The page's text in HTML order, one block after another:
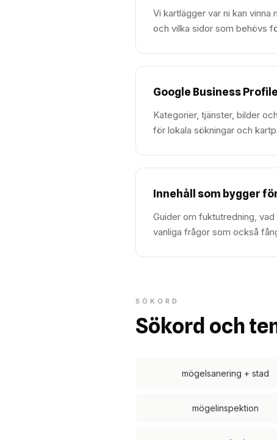
Vi kartlägger var ni kan vinna
och vilka sidor som behövs
Google Business Profile
Kategorier, tjänster, bilder
för lokala sökningar och
Innehåll som bygger
Guider om fuktutredning,
vanliga frågor som också
SÖKORD
Sökord och
mögelsanering + stad
mögelinspektion